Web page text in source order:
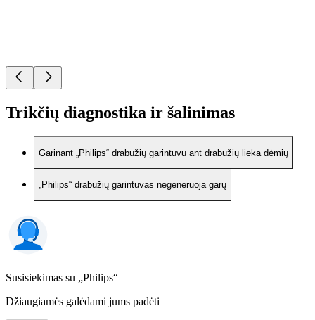
Trikčių diagnostika ir šalinimas
Garinant „Philips“ drabužių garintuvu ant drabužių lieka dėmių
„Philips“ drabužių garintuvas negeneruoja garų
Susisiekimas su „Philips“
Džiaugiamės galėdami jums padėti